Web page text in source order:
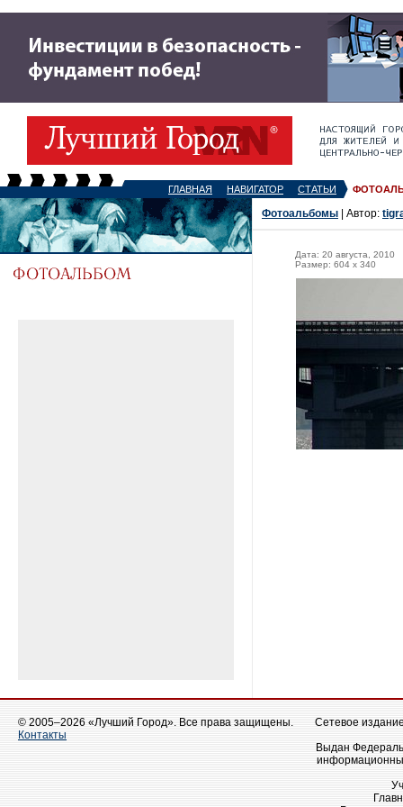
ГЛАВНАЯ НАВИГАТОР СТАТЬИ
Фотоальбомы | Автор:
Дата: 20 августа, 2010
Размер: 604 x 340
© 2005–2026 «Лучший Город». Все права защищены.
Контакты
Сетевое
Выдан